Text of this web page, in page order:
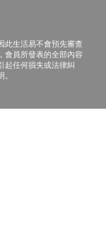
此生活易不會預先審查
會員所發表的全部內容
起任何損失或法律糾